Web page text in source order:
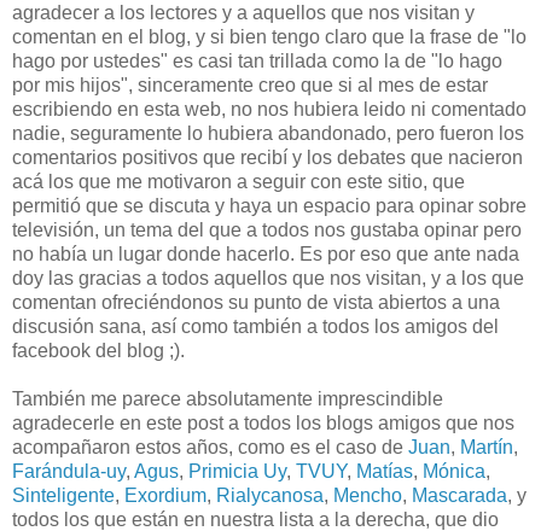
agradecer a los lectores y a aquellos que nos visitan y
comentan en el blog, y si bien tengo claro que la frase de "lo
hago por ustedes" es casi tan trillada como la de "lo hago
por mis hijos", sinceramente creo que si al mes de estar
escribiendo en esta web, no nos hubiera leido ni comentado
nadie, seguramente lo hubiera abandonado, pero fueron los
comentarios positivos que recibí y los debates que nacieron
acá los que me motivaron a seguir con este sitio, que
permitió que se discuta y haya un espacio para opinar sobre
televisión, un tema del que a todos nos gustaba opinar pero
no había un lugar donde hacerlo. Es por eso que ante nada
doy las gracias a todos aquellos que nos visitan, y a los que
comentan ofreciéndonos su punto de vista abiertos a una
discusión sana, así como también a todos los amigos del
facebook del blog ;).
También me parece absolutamente imprescindible
agradecerle en este post a todos los blogs amigos que nos
acompañaron estos años, como es el caso de Juan, Martín,
Farándula-uy, Agus, Primicia Uy, TVUY, Matías, Mónica,
Sinteligente, Exordium, Rialycanosa, Mencho, Mascarada, y
todos los que están en nuestra lista a la derecha, que dio